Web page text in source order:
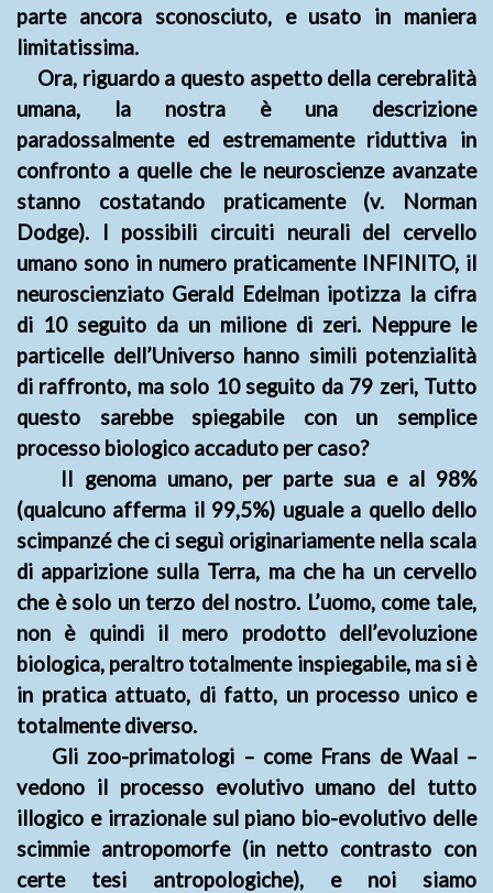
parte ancora sconosciuto, e usato in maniera
limitatissima.
Ora, riguardo a questo aspetto della cerebralità
umana, la nostra è una descrizione
paradossalmente ed estremamente riduttiva in
confronto a quelle che le neuroscienze avanzate
stanno costatando praticamente (v. Norman
Dodge). I possibili circuiti neurali del cervello
umano sono in numero praticamente INFINITO, il
neuroscienziato Gerald Edelman ipotizza la cifra
di 10 seguito da un milione di zeri. Neppure le
particelle dell’Universo hanno simili potenzialità
di raffronto, ma solo 10 seguito da 79 zeri, Tutto
questo sarebbe spiegabile con un semplice
processo biologico accaduto per caso?
II genoma umano, per parte sua e al 98%
(qualcuno afferma il 99,5%) uguale a quello dello
scimpanzé che ci seguì originariamente nella scala
di apparizione sulla Terra, ma che ha un cervello
che è solo un terzo del nostro. L’uomo, come tale,
non è quindi il mero prodotto dell’evoluzione
biologica, peraltro totalmente inspiegabile, ma si è
in pratica attuato, di fatto, un processo unico e
totalmente diverso.
Gli zoo-primatologi – come Frans de Waal –
vedono il processo evolutivo umano del tutto
illogico e irrazionale sul piano bio-evolutivo delle
scimmie antropomorfe (in netto contrasto con
certe tesi antropologiche), e noi siamo